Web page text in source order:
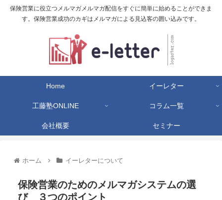
保険営業に役立つメルマガメルマガ配信をすぐに簡単に始めることができま
す。保険営業成功のカギはメルマガによる見込客の囲い込みです。
Home イーレター
工藤塾ONLINE コラム一覧
会社概要 セミナー
ホーム イーレターについて
保険営業のためのメルマガシステムの選
び ３つのポイント